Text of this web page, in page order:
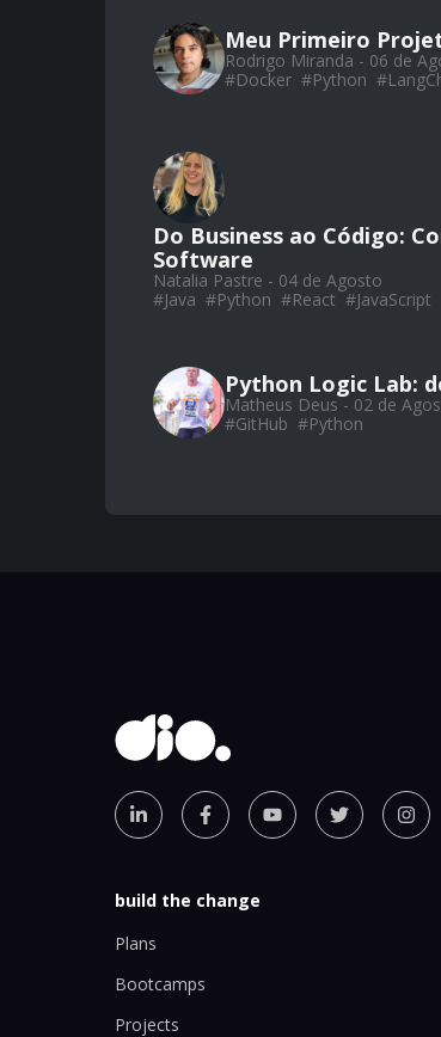
Meu Primeiro
Rodrigo Miranda - 06 de
#Docker #Python #
Do Business ao Código:
Software
Natalia Pastre - 04 de Agosto
#Java #Python #React #JavaScript
Python Logic Lab:
Matheus Deus - 02 de
#GitHub #Python
build the change
Plans
Bootcamps
Projects